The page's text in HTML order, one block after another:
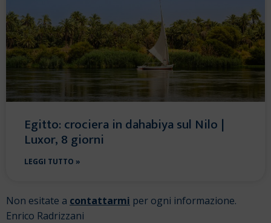
Egitto: crociera in dahabiya sul Nilo |
Luxor, 8 giorni
LEGGI TUTTO »
Non esitate a contattarmi per ogni informazione.
Enrico Radrizzani